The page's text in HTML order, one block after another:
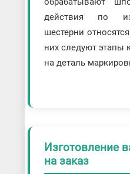
действия по
шестерни
них следуют этапы
на деталь
Изготовление
на заказ